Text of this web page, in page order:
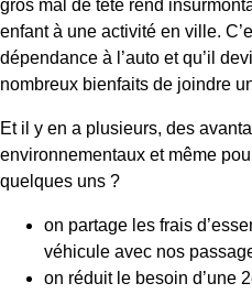
gros mal de tête rend
enfant à une activité en ville.
dépendance à l’auto et qu’il
nombreux bienfaits de joindre
Et il y en a plusieurs, des
environnementaux et même
quelques uns ?
on partage les frais
véhicule avec nos
on réduit le besoin d’une